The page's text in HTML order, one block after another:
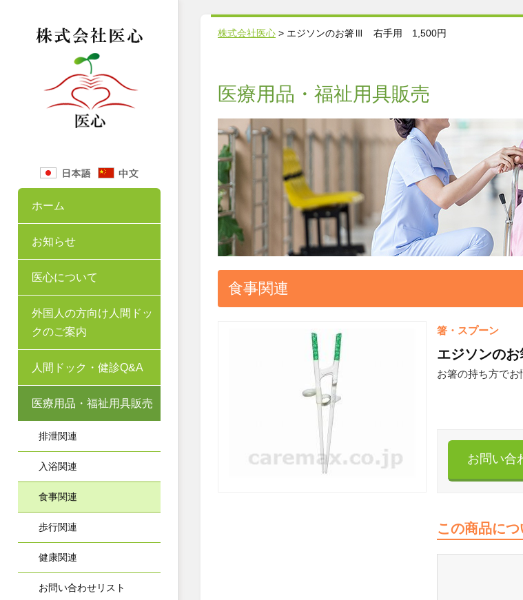
ホーム
お知らせ
医心について
外国人の方向け人間ドッ
クのご案内
人間ドック・健診Q&A
医療用品・福祉用具販売
排泄関連
入浴関連
食事関連
歩行関連
健康関連
お問い合わせリスト
株式会社医心 > エジソンのお箸Ⅲ 右手用 1,500円
医療用品・福祉用具販売
食事関連
箸・スプーン
エジソンの
お箸の持ち方でお
お問い合
この商品につ